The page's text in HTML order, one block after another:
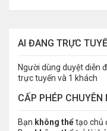
AI ĐANG TRỰC
Người dùng duyệt diễn
trực tuyến và 1 khách
CẤP PHÉP CHUYÊN
Bạn không thểtạo chủ